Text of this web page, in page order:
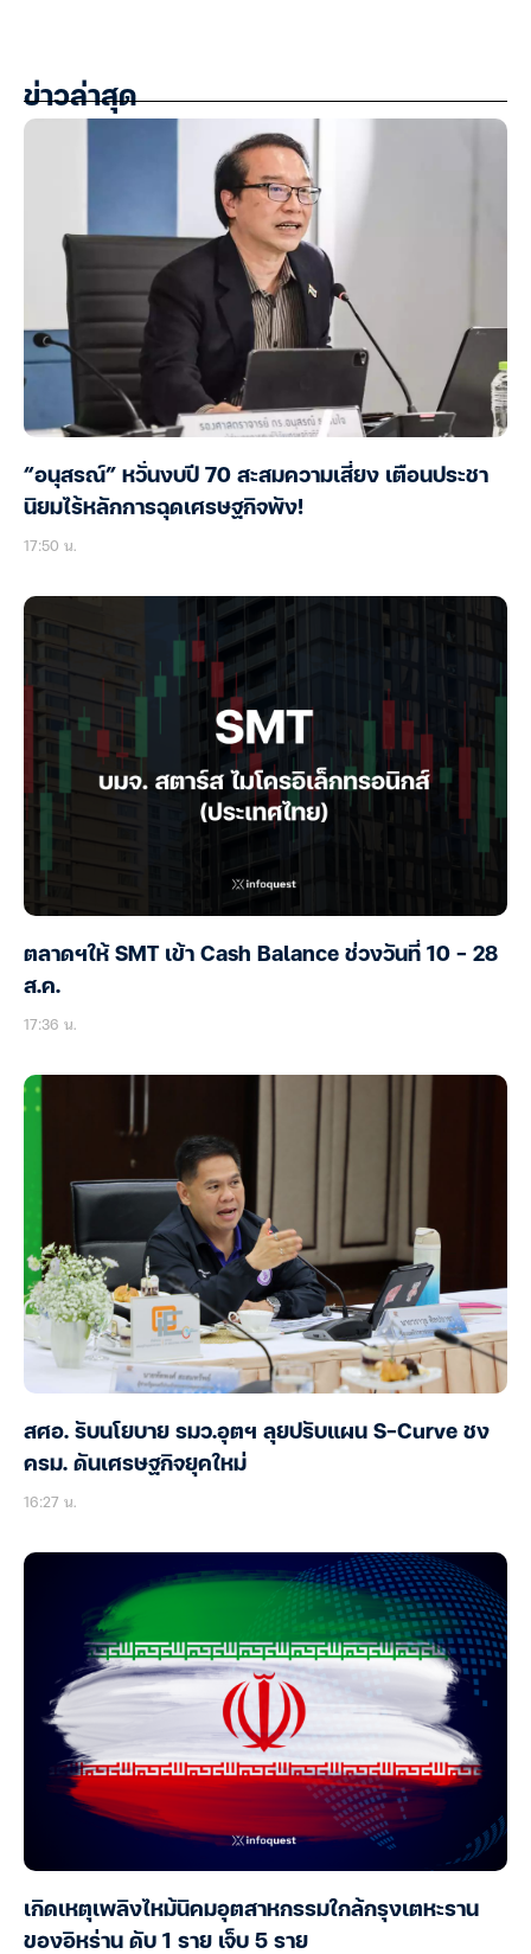
ข่าวล่าสุด
“อนุสรณ์” หวั่นงบปี 70 สะสมความเสี่ยง เตือนประชา
นิยมไร้หลักการฉุดเศรษฐกิจพัง!
17:50 น.
ตลาดฯให้ SMT เข้า Cash Balance ช่วงวันที่ 10 – 28
ส.ค.
17:36 น.
สศอ. รับนโยบาย รมว.อุตฯ ลุยปรับแผน S-Curve ชง
ครม. ดันเศรษฐกิจยุคใหม่
16:27 น.
เกิดเหตุเพลิงไหม้นิคมอุตสาหกรรมใกล้กรุงเตหะราน
ของอิหร่าน ดับ 1 ราย เจ็บ 5 ราย